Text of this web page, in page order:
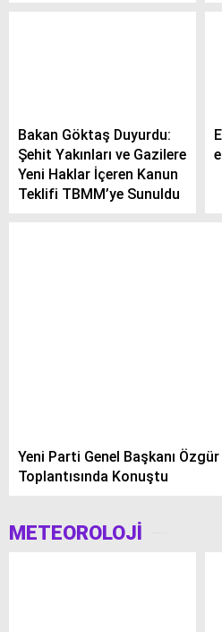
Bakan Göktaş Duyurdu:
Şehit Yakınları ve Gazilere
Yeni Haklar İçeren Kanun
Teklifi TBMM’ye Sunuldu
Yeni Parti Genel Başkanı
Toplantısında Konuştu
METEOROLOJİ